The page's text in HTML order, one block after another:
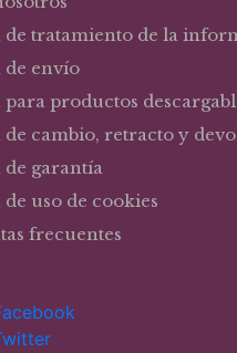
de tratamiento de la
de envío
productos
de cambio, retracto y
de garantía
uso de cookies
frecuentes